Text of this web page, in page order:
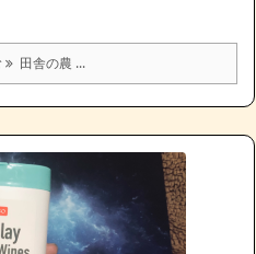
田舎の農 ...